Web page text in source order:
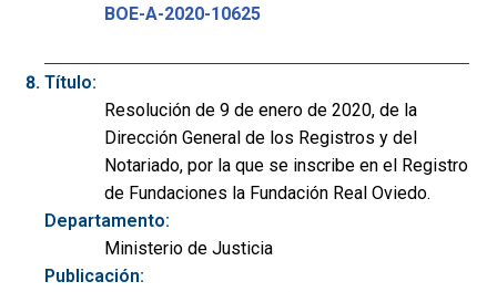
BOE-A-2020-10625
Título:
Resolución de 9 de enero de 2020, de la
Dirección General de los Registros y del
Notariado, por la que se inscribe en el Registro
de Fundaciones la Fundación Real Oviedo.
Departamento:
Ministerio de Justicia
Publicación: